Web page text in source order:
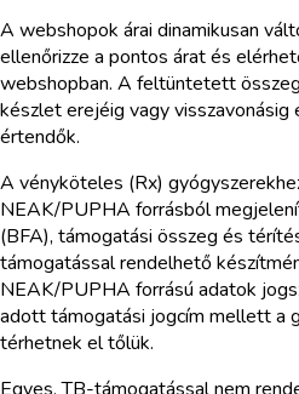
A webshopok árai dinamikusan
ellenőrizze a pontos árat és
webshopban. A feltüntetett
készlet erejéig vagy visszavonásig
értendők.
A vényköteles (Rx)
NEAK/PUPHA forrásból
(BFA), támogatási összeg és
támogatással rendelhető
NEAK/PUPHA forrású adatok
adott támogatási jogcím mellett a
térhetnek el tőlük.